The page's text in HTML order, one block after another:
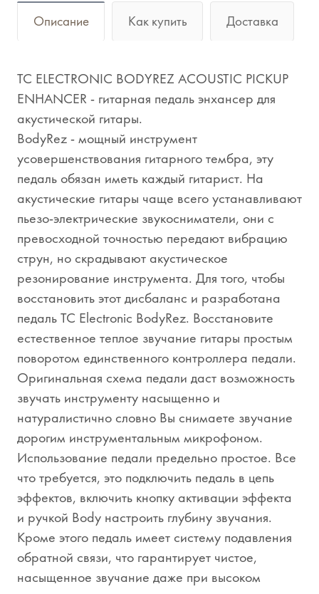
Описание Как купить Доставка
TC ELECTRONIC BODYREZ ACOUSTIC PICKUP
ENHANCER - гитарная педаль энхансер для
акустической гитары.
BodyRez - мощный инструмент
усовершенствования гитарного тембра, эту
педаль обязан иметь каждый гитарист. На
акустические гитары чаще всего устанавливают
пьезо-электрические звукосниматели, они с
превосходной точностью передают вибрацию
струн, но скрадывают акустическое
резонирование инструмента. Для того, чтобы
восстановить этот дисбаланс и разработана
педаль TC Electronic BodyRez. Восстановите
естественное теплое звучание гитары простым
поворотом единственного контроллера педали.
Оригинальная схема педали даст возможность
звучать инструменту насыщенно и
натуралистично словно Вы снимаете звучание
дорогим инструментальным микрофоном.
Использование педали предельно простое. Все
что требуется, это подключить педаль в цепь
эффектов, включить кнопку активации эффекта
и ручкой Body настроить глубину звучания.
Кроме этого педаль имеет систему подавления
обратной связи, что гарантирует чистое,
насыщенное звучание даже при высоком